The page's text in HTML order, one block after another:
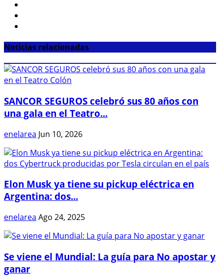
Noticias relacionadas
SANCOR SEGUROS celebró sus 80 años con
una gala en el Teatro...
enelarea Jun 10, 2026
Elon Musk ya tiene su pickup eléctrica en
Argentina: dos...
enelarea Ago 24, 2025
Se viene el Mundial: La guía para No apostar y
ganar